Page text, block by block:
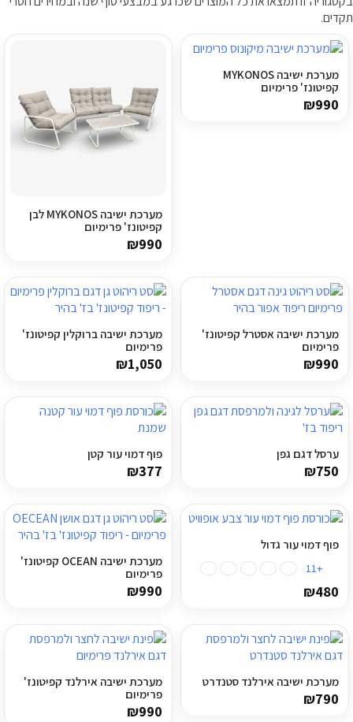
ריהוט לבית
טיפים והמלצות
עבודות אחרונות
הצהרת נגישות
מדיניות פרטיות
התחבר / הרשם
תקדים.
מערכת ישיבה MYKONOS
קפיטונז' פרימיום
₪990
מערכת ישיבה MYKONOS לבן
קפיטונז' פרימיום
₪990
מערכת ישיבה אסטרל קפיטונז'
פרימיום
₪990
מערכת ישיבה ברוקלין קפיטונז'
פרימיום
₪1,050
ערסל דגם גפן
₪750
פוף דמוי עור קטן
₪377
פוף דמוי עור גדול
+11
₪480
מערכת ישיבה OCEAN קפיטונז'
פרימיום
₪990
מערכת ישיבה אירלנד סטנדרט
₪790
מערכת ישיבה אירלנד קפיטונז'
פרימיום
₪990